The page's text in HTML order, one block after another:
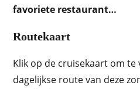
favoriete restaurant…
Routekaart
Klik op de cruisekaart om
dagelijkse route van deze